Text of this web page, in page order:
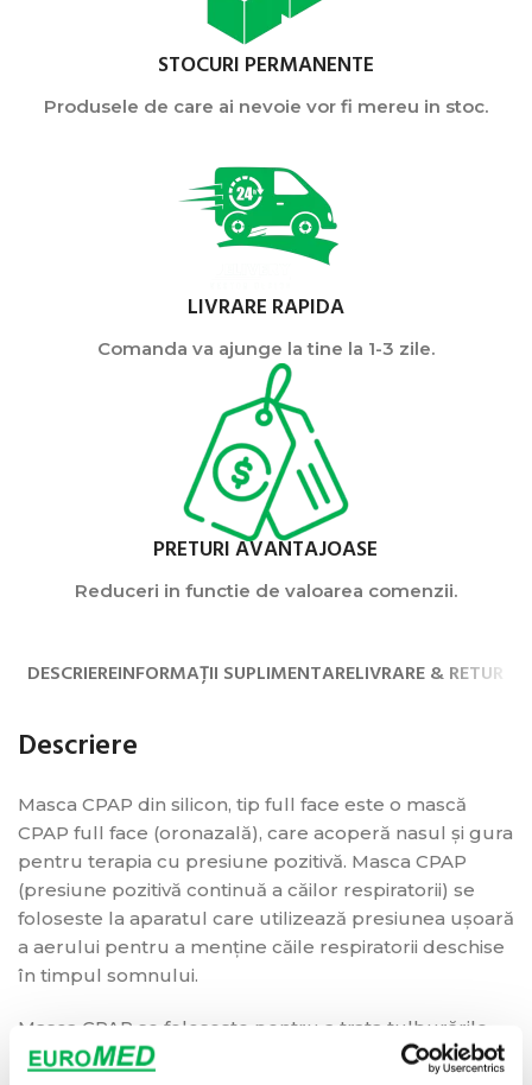
STOCURI PERMANENTE
Produsele de care ai nevoie vor fi mereu in stoc.
LIVRARE RAPIDA
Comanda va ajunge la tine la 1-3 zile.
PRETURI AVANTAJOASE
Reduceri in functie de valoarea comenzii.
DESCRIEREINFORMAȚII SUPLIMENTARELIVRARE & RETUR
Descriere
Masca CPAP din silicon, tip full face este o mască
CPAP full face (oronazală), care acoperă nasul și gura
pentru terapia cu presiune pozitivă. Masca CPAP
(presiune pozitivă continuă a căilor respiratorii) se
foloseste la aparatul care utilizează presiunea ușoară
a aerului pentru a menține căile respiratorii deschise
în timpul somnului.
Masca CPAP se folosește pentru a trata tulburările
respiratorii legate de somn, inclusiv apneea în somn.